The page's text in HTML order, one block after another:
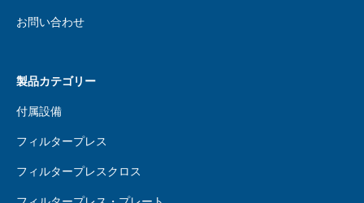
お問い合わせ
製品カテゴリー
付属設備
フィルタープレス
フィルタープレスクロス